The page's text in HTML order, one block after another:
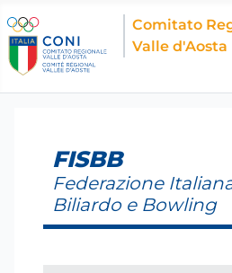
Comitato
Valle d'Aosta
FISBB
Federazione
Biliardo e Bowling